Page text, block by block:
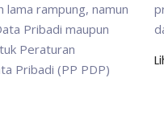
lama rampung, namun
Pribadi maupun
Peraturan
Pribadi (PP PDP)